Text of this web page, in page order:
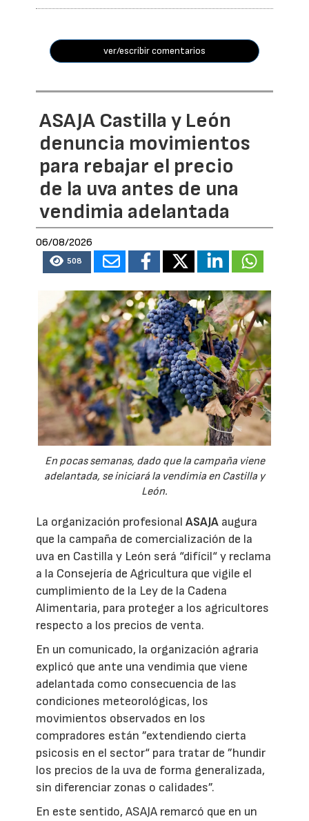
ver/escribir comentarios
ASAJA Castilla y León
denuncia movimientos
para rebajar el precio
de la uva antes de una
vendimia adelantada
06/08/2026
508
En pocas semanas, dado que la campaña viene
adelantada, se iniciará la vendimia en Castilla y
León.
La organización profesionalASAJA augura
que la campaña de comercialización de la
uva en Castilla y León será “difícil“ y reclama
a la Consejería de Agricultura que vigile el
cumplimiento de la Ley de la Cadena
Alimentaria, para proteger a los agricultores
respecto a los precios de venta.
En un comunicado, la organización agraria
explicó que ante una vendimia que viene
adelantada como consecuencia de las
condiciones meteorológicas, los
movimientos observados en los
compradores están ”extendiendo cierta
psicosis en el sector“ para tratar de ”hundir
los precios de la uva de forma generalizada,
sin diferenciar zonas o calidades”.
En este sentido, ASAJA remarcó que en un